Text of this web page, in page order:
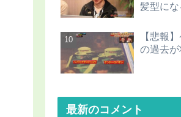
髪型にな
【悲報
の過去
最新のコメント